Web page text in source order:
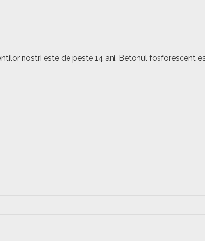
nostri este de peste 14 ani. Betonul fosforescent